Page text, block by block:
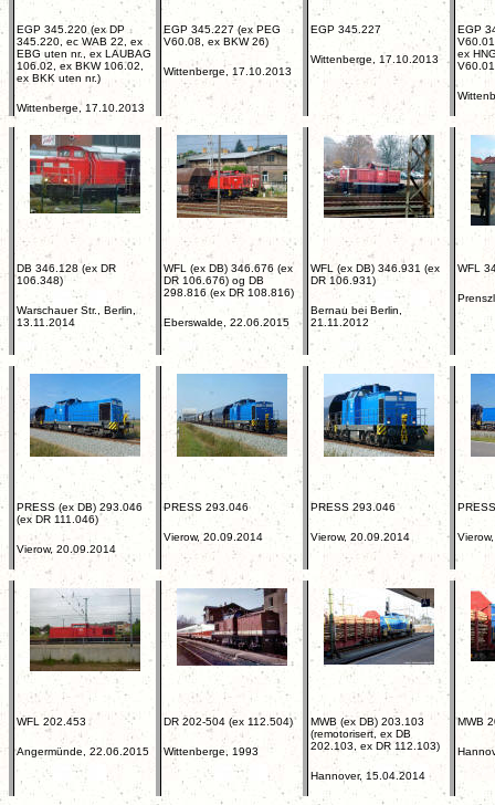
EGP 345.220 (ex DP
345.220, ec WAB 22, ex
EBG uten nr., ex LAUBAG
106.02, ex BKW 106.02,
ex BKK uten nr.)
Wittenberge, 17.10.2013
EGP 345.227 (ex PEG
V60.08, ex BKW 26)
Wittenberge, 17.10.2013
EGP 345.227
Wittenberge, 17.10.2013
EGP
ex
DB 346.128 (ex DR
106.348)
Warschauer Str., Berlin,
13.11.2014
WFL (ex DB) 346.676 (ex
DR 106.676) og DB
298.816 (ex DR 108.816)
Eberswalde, 22.06.2015
WFL (ex DB) 346.931 (ex
DR 106.931)
Bernau bei Berlin,
21.11.2012
WFL
PRESS (ex DB) 293.046
(ex DR 111.046)
Vierow, 20.09.2014
PRESS 293.046
Vierow, 20.09.2014
PRESS 293.046
Vierow, 20.09.2014
WFL 202.453
Angermünde, 22.06.2015
DR 202-504 (ex 112.504)
Wittenberge, 1993
MWB (ex DB) 203.103
(remotorisert, ex DB
202.103, ex DR 112.103)
Hannover, 15.04.2014
MWB